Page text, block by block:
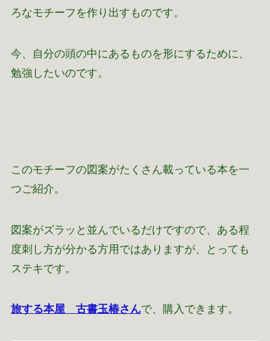
ろなモチーフを作り出すものです。
今、自分の頭の中にあるものを形にするために、
勉強したいのです。
このモチーフの図案がたくさん載っている本を一
つご紹介。
図案がズラッと並んでいるだけですので、ある程
度刺し方が分かる方用ではありますが、とっても
ステキです。
旅する本屋 古書玉椿さんで、購入できます。